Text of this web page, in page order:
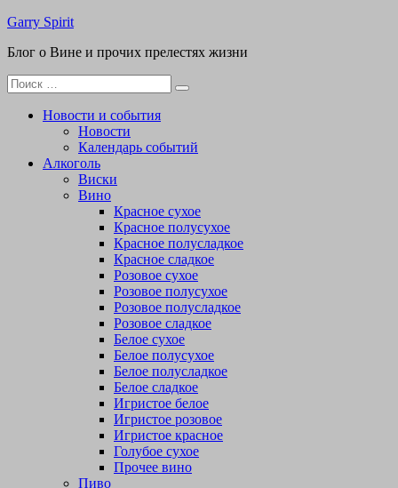
Перейти
содержимому
Garry Spirit
Блог о Вине и прочих прелестях жизни
Поиск
для:
Новости и события
Новости
Календарь событий
Алкоголь
Виски
Вино
Красное сухое
Красное полусухое
Красное полусладкое
Красное сладкое
Розовое сухое
Розовое полусухое
Розовое полусладкое
Розовое сладкое
Белое сухое
Белое полусухое
Белое полусладкое
Белое сладкое
Игристое белое
Игристое розовое
Игристое красное
Голубое сухое
Прочее вино
Пиво